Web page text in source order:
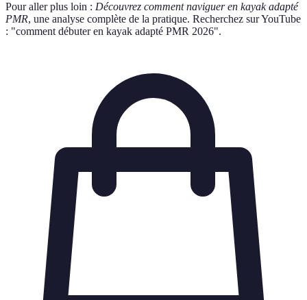
Pour aller plus loin : Découvrez comment naviguer en kayak adapté
PMR, une analyse complète de la pratique. Recherchez sur YouTube
: "comment débuter en kayak adapté PMR 2026".